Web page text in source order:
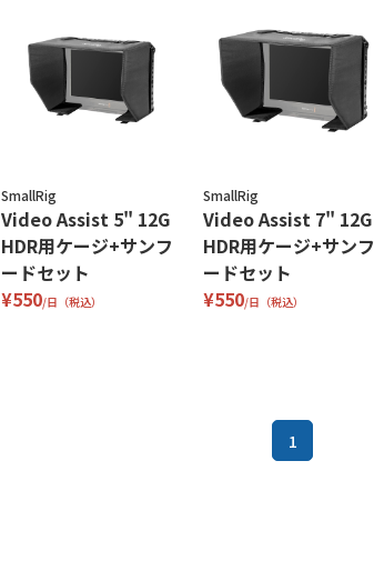
SmallRig
Video Assist 5" 12G
HDR用ケージ+サンフ
ードセット
¥550/日（税込）
SmallRig
Video Assist 7" 12G
HDR用ケージ+サンフ
ードセット
¥550/日（税込）
1